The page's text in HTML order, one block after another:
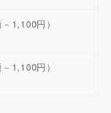
1,100円）
1,100円）